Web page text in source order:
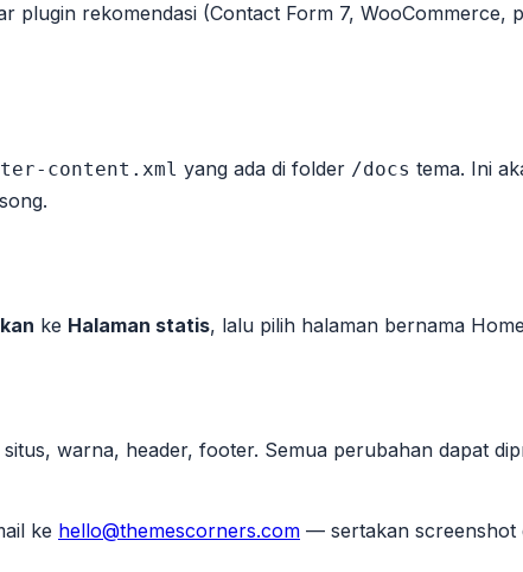
plugin rekomendasi (Contact Form 7,
content.xml yang ada di folder /docs tema. Ini
ke Halaman statis, lalu pilih halaman bernama Home
warna, header, footer. Semua perubahan dapat
ke hello@themescorners.com — sertakan screenshot